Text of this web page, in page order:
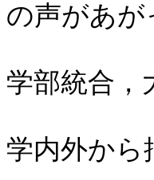
の声があが
学部統合，
学内外から